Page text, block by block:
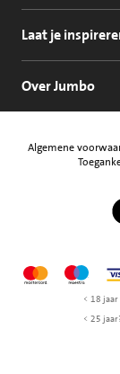
Laat je
Over Jumbo
Algemene
MastercardMaestro
< 18
< 25